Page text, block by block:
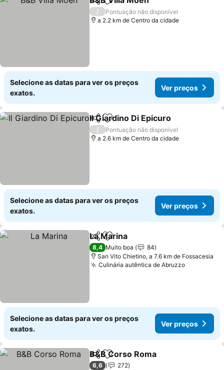
PartilharAdicionar aos favoritos
/
Pontuação não disponível
a 2.2 km de Centro da cidade
Selecione as datas para ver os preços
exatos.
Ver preços
PartilharAdicionar aos favoritos
Il Giardino Di Epicuro
/
Pontuação não disponível
a 2.6 km de Centro da cidade
Selecione as datas para ver os preços
exatos.
Ver preços
PartilharAdicionar aos favoritos
La Marina
8,4 Muito boa
84
San Vito Chietino, a 7.6 km de Fossacesia
Culinária autêntica de AbruzzoVer
Selecione as datas para ver os preços
exatos.
Ver preços
PartilharAdicionar aos favoritos
B&B Corso Roma
6,6
272